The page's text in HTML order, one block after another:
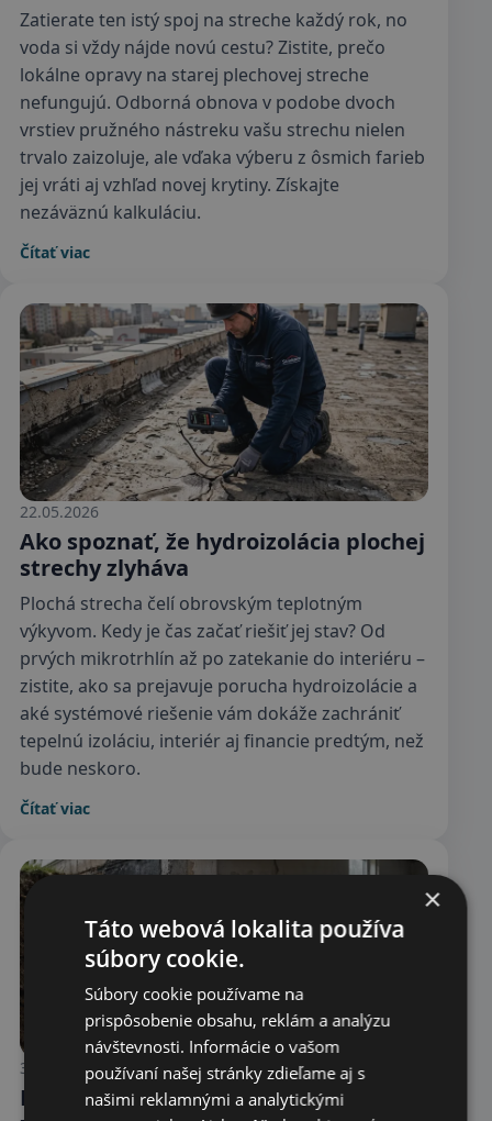
Zatierate ten istý spoj na streche každý rok, no
voda si vždy nájde novú cestu? Zistite, prečo
lokálne opravy na starej plechovej streche
nefungujú. Odborná obnova v podobe dvoch
vrstiev pružného nástreku vašu strechu nielen
trvalo zaizoluje, ale vďaka výberu z ôsmich farieb
jej vráti aj vzhľad novej krytiny. Získajte
nezáväznú kalkuláciu.
Čítať viac
22.05.2026
Ako spoznať, že hydroizolácia plochej
strechy zlyháva
Plochá strecha čelí obrovským teplotným
výkyvom. Kedy je čas začať riešiť jej stav? Od
prvých mikrotrhlín až po zatekanie do interiéru –
zistite, ako sa prejavuje porucha hydroizolácie a
aké systémové riešenie vám dokáže zachrániť
tepelnú izoláciu, interiér aj financie predtým, než
bude neskoro.
Čítať viac
30.04.2026
Najčastejšie chyby pri hydroizolácii
×
Táto webová lokalita používa
súbory cookie.
Súbory cookie používame na
prispôsobenie obsahu, reklám a analýzu
návštevnosti. Informácie o vašom
používaní našej stránky zdieľame aj s
našimi reklamnými a analytickými